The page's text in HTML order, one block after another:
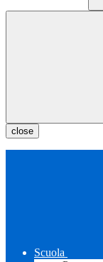
close
Scuola